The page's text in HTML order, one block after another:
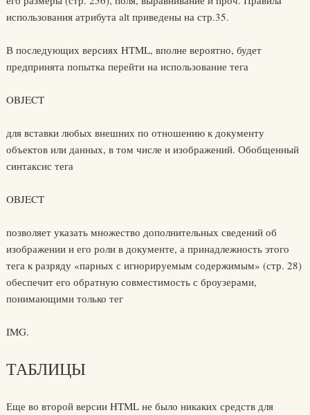
использования атрибута alt приведены на стр.35.
В последующих версиях HTML, вполне вероятно, будет
предпринята попытка перейти на использование тега
OBJECT
для вставки любых внешних по отношению к документу
объектов или данных, в том числе и изображений. Обобщенный
синтаксис тега
OBJECT
позволяет указать множество дополнительных сведений об
изображении и его роли в документе, а принадлежность этого
тега к разряду «парных с игнорируемым содержимым» (стр. 28)
обеспечит его обратную совместимость с броузерами,
понимающими только тег
IMG.
ТАБЛИЦЫ
Еще во второй версии HTML не было никаких средств для